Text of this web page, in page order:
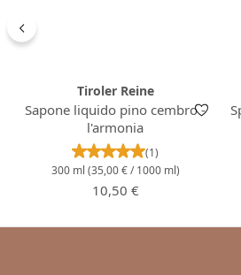
Tiroler Reine
Sapone liquido pino cembro -
l'armonia
Valutazione media
(1)
300 ml (35,00 € / 1000 ml)
Prezzo normale:
10,50 €